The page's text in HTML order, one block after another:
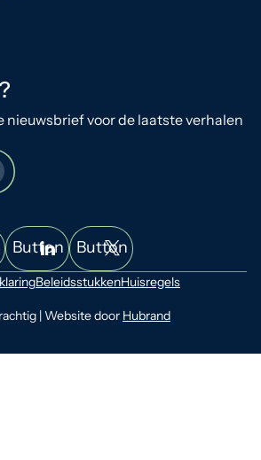
nieuwsbrief voor de laatste verhalen
Button Button
| Website door Hubrand
BeleidsstukkenHuisregels